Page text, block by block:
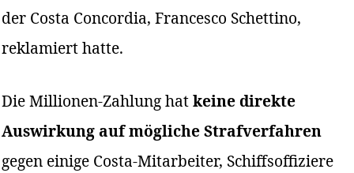
der Costa Concordia, Francesco Schettino,
reklamiert hatte.
Die Millionen-Zahlung hatkeine direkte
Auswirkung auf mögliche Strafverfahren
gegen einige Costa-Mitarbeiter, Schiffsoffiziere